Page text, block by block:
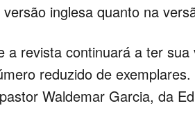
inglesa quanto na
a revista continuará a ter
reduzido de
Waldemar Garcia, da